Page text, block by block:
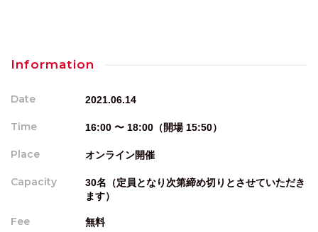
Information
Date 2021.06.14
Time 16:00 〜 18:00（開場 15:50）
Place オンライン開催
Capacity
30名（定員となり次第締め切りとさせていただき
ます）
Fee 無料